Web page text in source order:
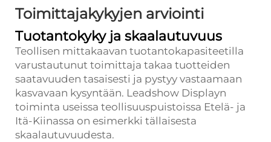
Toimittajakykyjen arviointi
Tuotantokyky ja skaalautuvuus
Teollisen mittakaavan tuotantokapasiteetilla
varustautunut toimittaja takaa tuotteiden
saatavuuden tasaisesti ja pystyy vastaamaan
kasvavaan kysyntään. Leadshow Displayn
toiminta useissa teollisuuspuistoissa Etelä- ja
Itä-Kiinassa on esimerkki tällaisesta
skaalautuvuudesta.